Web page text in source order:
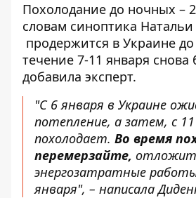
Похолодание до ночных –
словам синоптика
продержится в Украине
течение 7-11 января снова
добавила эксперт.
"С 6 января в Украине
потепление, а затем, с
похолодает. Во время
перемерзайте,
энергозатратные
января", – написала